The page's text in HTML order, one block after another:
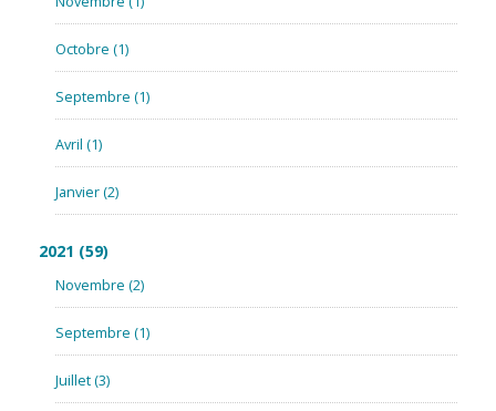
Octobre (1)
Septembre (1)
Avril (1)
Janvier(2)
2021 (59)
Novembre (2)
Septembre (1)
Juillet(3)